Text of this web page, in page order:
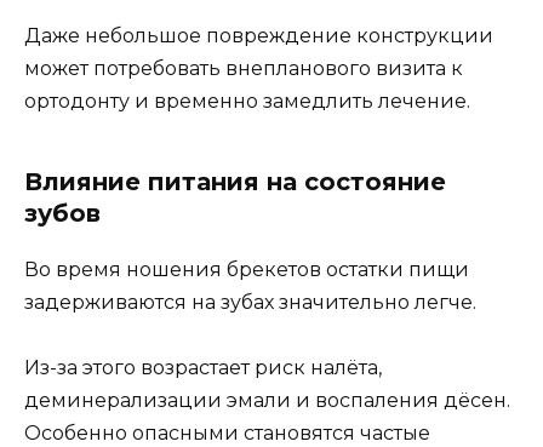
Даже небольшое повреждение конструкции
может потребовать внепланового визита к
ортодонту и временно замедлить лечение.
Влияние питания на состояние
зубов
Во время ношения брекетов остатки пищи
задерживаются на зубах значительно легче.
Из-за этого возрастает риск налёта,
деминерализации эмали и воспаления дёсен.
Особенно опасными становятся частые